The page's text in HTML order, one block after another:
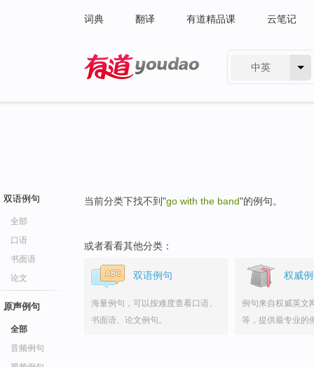
词典 翻译 有道精品课 云笔记
中英
双语例句
全部
口语
书面语
论文
原声例句
全部
音频例句
当前分类下找不到"go with the band"的例句。
或者看看其他分类：
双语例句
海量例句，可以按难度查看口语、
书面语、论文例句。
权威
例句来自权威英文
等，提供最专业的